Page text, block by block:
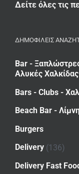
Δείτε όλες τις
ΔΗΜΟΦΙΛΕΙΣ
Bar -
Αλυκές Χαλκίδας
Bars - Clubs -
Beach Bar -
Burgers
Delivery (136)
Delivery Fast